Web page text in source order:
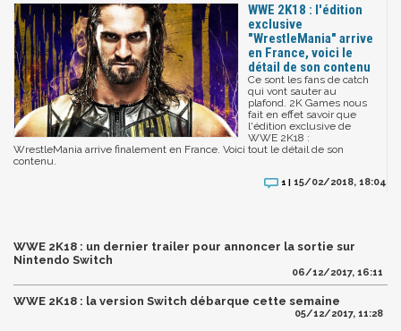
WWE 2K18 : l'édition
exclusive
"WrestleMania" arrive
en France, voici le
détail de son contenu
Ce sont les fans de catch
qui vont sauter au
plafond. 2K Games nous
fait en effet savoir que
l'édition exclusive de
WWE 2K18 :
WrestleMania arrive finalement en France. Voici tout le détail de son
contenu.
1 | 15/02/2018, 18:04
WWE 2K18 : un dernier trailer pour annoncer la sortie sur
Nintendo Switch
06/12/2017, 16:11
WWE 2K18 : la version Switch débarque cette semaine
05/12/2017, 11:28